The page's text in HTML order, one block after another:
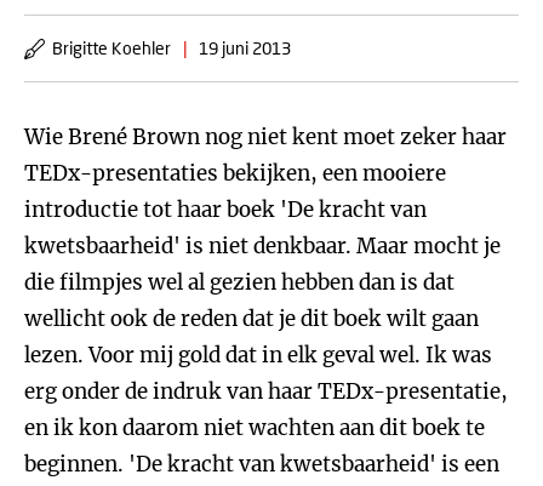
Brigitte Koehler | 19 juni 2013
Wie Brené Brown nog niet kent moet zeker haar
TEDx-presentaties bekijken, een mooiere
introductie tot haar boek 'De kracht van
kwetsbaarheid' is niet denkbaar. Maar mocht je
die filmpjes wel al gezien hebben dan is dat
wellicht ook de reden dat je dit boek wilt gaan
lezen. Voor mij gold dat in elk geval wel. Ik was
erg onder de indruk van haar TEDx-presentatie,
en ik kon daarom niet wachten aan dit boek te
beginnen. 'De kracht van kwetsbaarheid' is een